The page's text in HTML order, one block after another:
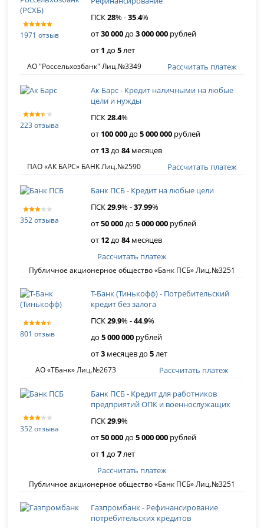
1971 отзыв
ПСК28% -35.4%
от30 000до3 000 000 рублей
от 1 до5лет
АО "Россельхозбанк" Лиц.№3349 Рассчитать платеж
223 отзыва
Ак Барс - Кредит наличными на любые
цели и нужды
ПСК28.4%
от 100 000до5 000 000 рублей
от 13до84месяцев
ПАО «АК БАРС» БАНК Лиц.№2590 Рассчитать платеж
352 отзыва
Банк ПСБ - Кредит на любые цели
ПСК29.9% -37.99%
от50 000до5 000 000 рублей
от 12до84месяцев
Публичное акционерное общество «Банк ПСБ» Лиц.№3251
Рассчитать платеж
801 отзыв
Т-Банк (Тинькофф) - Потребительский
кредит без залога
ПСК29.9% -44.9%
до5 000 000 рублей
от3 месяцев до5лет
АО «ТБанк» Лиц.№2673 Рассчитать платеж
352 отзыва
Банк ПСБ - Кредит для работников
предприятий ОПК и военнослужащих
ПСК29.9%
от50 000до5 000 000 рублей
от 1 до7лет
Публичное акционерное общество «Банк ПСБ» Лиц.№3251
Рассчитать платеж
Газпромбанк - Рефинансирование
потребительских кредитов